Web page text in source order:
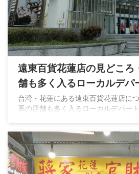
遠東百貨花蓮店の見どころ
舗も多く入るローカルデパ
台湾・花蓮にある遠東百貨花蓮店に
系の店舗も多く入るローカルデパート